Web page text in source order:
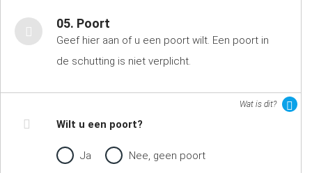
05. Poort
Geef hier aan of u een poort wilt. Een poort in
de schutting is niet verplicht.
Wat is dit?
Wilt u een poort?
Ja Nee, geen poort